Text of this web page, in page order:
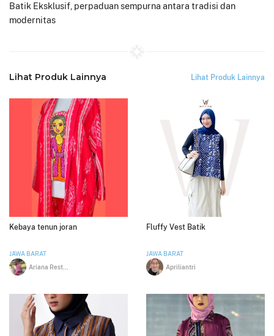
Batik Eksklusif, perpaduan sempurna antara tradisi dan
modernitas
Lihat Produk Lainnya Lihat Produk Lainnya
Kebaya tenun joran
JAWA BARAT
Fluffy Vest Batik
JAWA BARAT
Apriliantri